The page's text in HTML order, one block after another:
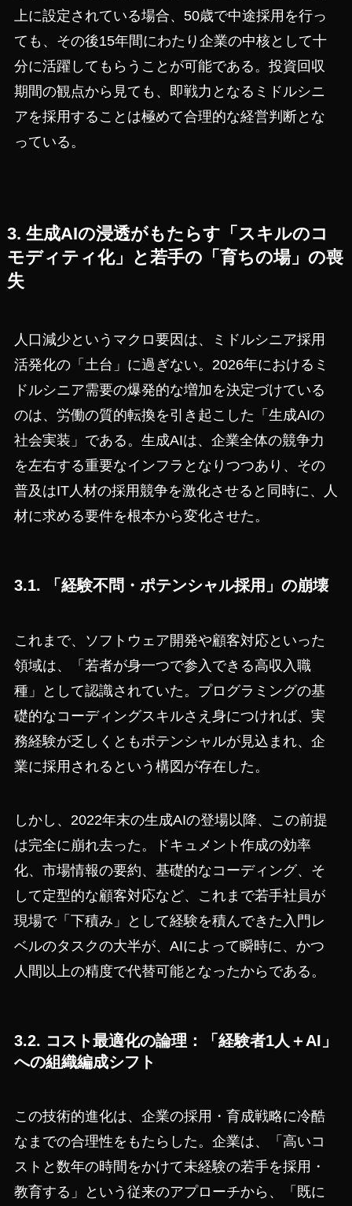
上に設定されている場合、50歳で中途採用を行っ
ても、その後15年間にわたり企業の中核として十
分に活躍してもらうことが可能である。投資回収
期間の観点から見ても、即戦力となるミドルシニ
アを採用することは極めて合理的な経営判断とな
っている。
3. 生成AIの浸透がもたらす「スキルのコ
モディティ化」と若手の「育ちの場」の喪
失
人口減少というマクロ要因は、ミドルシニア採用
活発化の「土台」に過ぎない。2026年におけるミ
ドルシニア需要の爆発的な増加を決定づけている
のは、労働の質的転換を引き起こした「生成AIの
社会実装」である。生成AIは、企業全体の競争力
を左右する重要なインフラとなりつつあり、その
普及はIT人材の採用競争を激化させると同時に、人
材に求める要件を根本から変化させた。
3.1. 「経験不問・ポテンシャル採用」の崩壊
これまで、ソフトウェア開発や顧客対応といった
領域は、「若者が身一つで参入できる高収入職
種」として認識されていた。プログラミングの基
礎的なコーディングスキルさえ身につければ、実
務経験が乏しくともポテンシャルが見込まれ、企
業に採用されるという構図が存在した。
しかし、2022年末の生成AIの登場以降、この前提
は完全に崩れ去った。ドキュメント作成の効率
化、市場情報の要約、基礎的なコーディング、そ
して定型的な顧客対応など、これまで若手社員が
現場で「下積み」として経験を積んできた入門レ
ベルのタスクの大半が、AIによって瞬時に、かつ
人間以上の精度で代替可能となったからである。
3.2. コスト最適化の論理：「経験者1人＋AI」
への組織編成シフト
この技術的進化は、企業の採用・育成戦略に冷酷
なまでの合理性をもたらした。企業は、「高いコ
ストと数年の時間をかけて未経験の若手を採用・
教育する」という従来のアプローチから、「既に